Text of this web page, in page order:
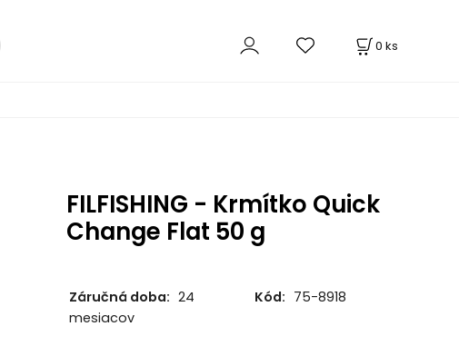
0 ks
FILFISHING - Krmítko Quick
Change Flat 50 g
Záručná doba: 24
mesiacov
Kód: 75-8918